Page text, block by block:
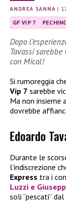
ANDREA SANNA |
GF VIP 7
Dopo
Tavassi
con Micol!
Si rumoreggia
Vip 7 sarebbe
Ma non insieme
dovrebbe
Edoardo
Durante le
l’indiscrezione
Express tra i
Luzzi e
soli “pescati” dal